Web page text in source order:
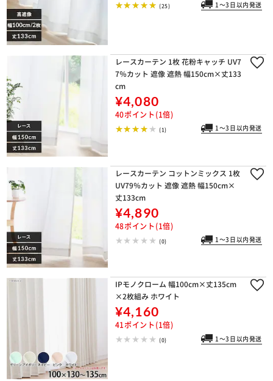
(25) 1～3日以内発送
レースカーテン 1枚 花粉キャッチ UV7
7％カット 遮像 遮熱 幅150cm×丈133
cm
¥4,080
40ポイント(1倍)
(1) 1～3日以内発送
レースカーテン コットンミックス 1枚
UV79％カット 遮像 遮熱 幅150cm×
丈133cm
¥4,890
48ポイント(1倍)
(0) 1～3日以内発送
IPモノクローム 幅100cm×丈135cm
×2枚組み ホワイト
¥4,160
41ポイント(1倍)
(0) 1～3日以内発送